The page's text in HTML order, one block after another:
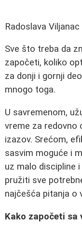
Radoslava Viljanac
Sve što treba da
započeti, koliko
za donji i gornji
mnogo toga.
U savremenom,
vreme za redovno
izazov. Srećom,
sasvim moguće i
uz malo discipline
pružiti sve
najčešća pitanja o
Kako započeti sa